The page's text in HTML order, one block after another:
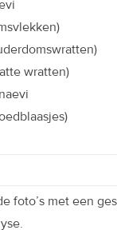
wratten)
met een